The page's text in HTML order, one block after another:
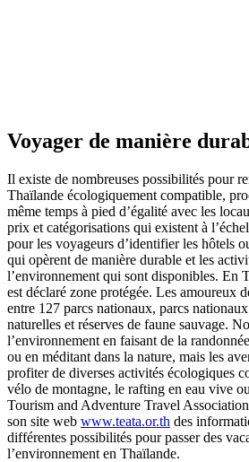
Voyager de manière
Il existe de nombreuses possibilités pour
Thaïlande écologiquement compatible,
même temps à pied d’égalité avec les
prix et catégorisations qui existent à
pour les voyageurs d’identifier les hôtels
qui opèrent de manière durable et les
l’environnement qui sont disponibles. En
est déclaré zone protégée. Les amoureux
entre 127 parcs nationaux, parcs
naturelles et réserves de faune sauvage.
l’environnement en faisant de la
ou en méditant dans la nature, mais les
profiter de diverses activités écologiques
vélo de montagne, le rafting en eau vive
Tourism and Adventure Travel
son site web www.teata.or.th des
différentes possibilités pour passer des
l’environnement en Thaïlande.